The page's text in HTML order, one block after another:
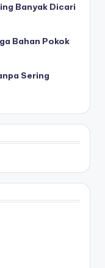
Banyak Dicari
Bahan Pokok
Sering